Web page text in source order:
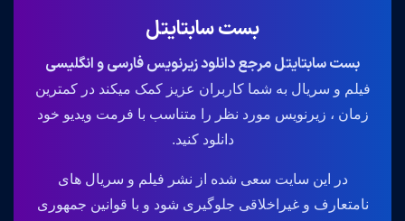
بست سابتایتل
بست سابتایتل مرجع دانلود زیرنویس فارسی و انگلیسی
فیلم و سریال به شما کاربران عزیز کمک میکند در کمترین
زمان ، زیرنویس مورد نظر را متناسب با فرمت ویدیو خود
دانلود کنید.
در این سایت سعی شده از نشر فیلم و سریال های
نامتعارف و غیراخلاقی جلوگیری شود و با قوانین جمهوری